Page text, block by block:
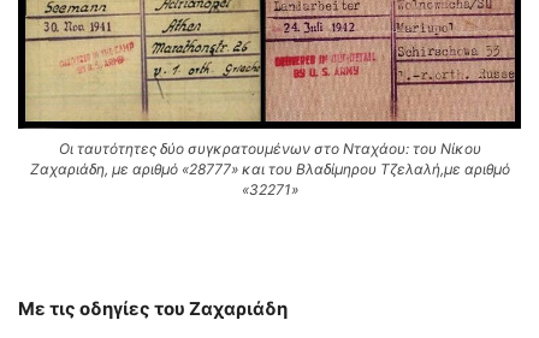
Οι ταυτότητες δύο συγκρατουμένων στο Νταχάου: του Νίκου
Ζαχαριάδη, με αριθμό «28777» και του Βλαδίμηρου Τζελαλή,με αριθμό
«32271»
Με τις οδηγίες του Ζαχαριάδη